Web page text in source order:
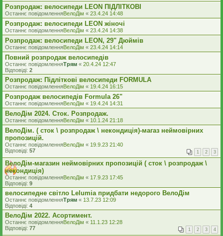
Розпродаж: велосипеди LEON ПІДЛІТКОВІ
Останнє повідомленняВелоДім « 23.4.24 14:48
Розпродаж: велосипеди LEON жіночі
Останнє повідомленняВелоДім « 23.4.24 14:38
Розпродаж: велосипеди LEON, 29" Дюймів
Останнє повідомленняВелоДім « 23.4.24 14:14
Повний розпродаж велосипедів
Останнє повідомленняТрям « 20.4.24 12:47
Відповіді: 2
Розпродаж: Підліткові велосипеди FORMULA
Останнє повідомленняВелоДім « 19.4.24 16:15
Розпродаж велосипедів Formula 26"
Останнє повідомленняВелоДім « 19.4.24 14:31
ВелоДім 2024. Сток. Розпродаж.
Останнє повідомленняВелоДім « 10.1.24 21:18
ВелоДім. ( сток \ розпродаж \ некондиція)-магаз неймовірних
пропозицій.
Останнє повідомленняВелоДім « 19.9.23 21:40
Відповіді: 57 1 2 3
ВелоДім-магазин неймовірних пропозицій ( сток \ розпродаж \
некондиція)
Останнє повідомленняВелоДім « 17.9.23 17:45
Відповіді: 9
велосипедне світло Lelumia придбати недорого ВелоДім
Останнє повідомленняТрям « 13.7.23 12:09
Відповіді: 4
ВелоДім 2022. Асортимент.
Останнє повідомленняВелоДім « 11.1.23 12:28
Відповіді: 77 1 2 3 4